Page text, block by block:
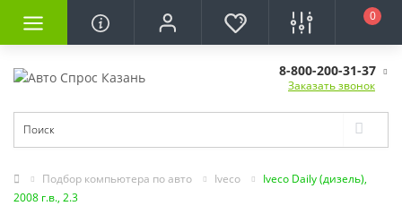
0
8-800-200-31-37
Заказать звонок
Подбор компьютера по авто Iveco
Iveco Daily (дизель),
2008 г.в., 2.3